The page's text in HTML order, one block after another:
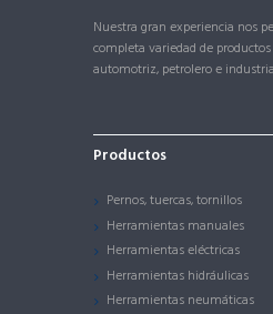
Nuestra gran experiencia nos
completa variedad de
automotriz, petrolero e
Productos
Pernos, tuercas, tornillos
Herramientas manuales
Herramientas eléctricas
Herramientas hidráulicas
Herramientas neumáticas